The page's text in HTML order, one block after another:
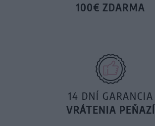
100€ ZDARMA
14 DNÍ GARANCIA
VRÁTENIA PEŇAZÍ